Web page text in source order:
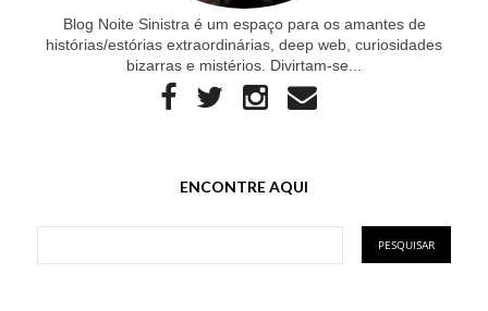
Blog Noite Sinistra é um espaço para os amantes de
histórias/estórias extraordinárias, deep web, curiosidades
bizarras e mistérios. Divirtam-se...
ENCONTRE AQUI